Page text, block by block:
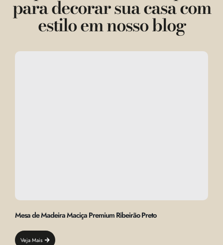
para decorar sua casa com
estilo em nosso blog
Mesa de Madeira Maciça Premium Ribeirão Preto
Veja Mais